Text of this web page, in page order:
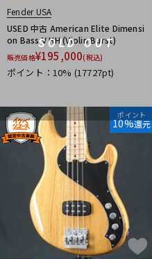
SOLD OUT
Fender USA
USED 中古 American Elite Dimensi
on Bass V HH (Violin Burst)
販売価格¥195,000(税込)
ポイント：10% (17727pt)
ポイント
10%還元